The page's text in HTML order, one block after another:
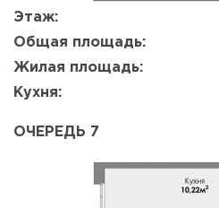
Этаж:
Общая площадь:
Жилая площадь:
Кухня:
ОЧЕРЕДЬ 7